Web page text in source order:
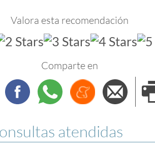
Valora esta recomendación
Comparte en
FacebookWhatsappMenéame
atendidas